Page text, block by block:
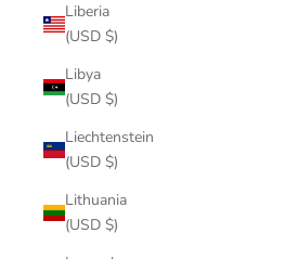
Liberia
(USD $)
Libya
(USD $)
Liechtenstein
(USD $)
Lithuania
(USD $)